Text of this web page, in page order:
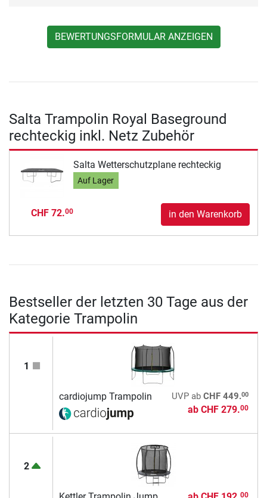
BEWERTUNGSFORMULAR ANZEIGEN
Salta Trampolin Royal Baseground
rechteckig inkl. Netz Zubehör
Salta Wetterschutzplane rechteckig
Auf Lager
CHF 72.00 in den Warenkorb
Bestseller der letzten 30 Tage aus der
Kategorie Trampolin
1
cardiojump Trampolin UVPab CHF 449.00
ab CHF 279.00
2
00